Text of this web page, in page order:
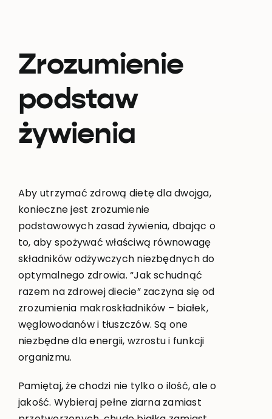
Zrozumienie
podstaw
żywienia
Aby utrzymać zdrową dietę dla dwojga,
konieczne jest zrozumienie
podstawowych zasad żywienia, dbając o
to, aby spożywać właściwą równowagę
składników odżywczych niezbędnych do
optymalnego zdrowia. “Jak schudnąć
razem na zdrowej diecie” zaczyna się od
zrozumienia makroskładników – białek,
węglowodanów i tłuszczów. Są one
niezbędne dla energii, wzrostu i funkcji
organizmu.
Pamiętaj, że chodzi nie tylko o ilość, ale o
jakość. Wybieraj pełne ziarna zamiast